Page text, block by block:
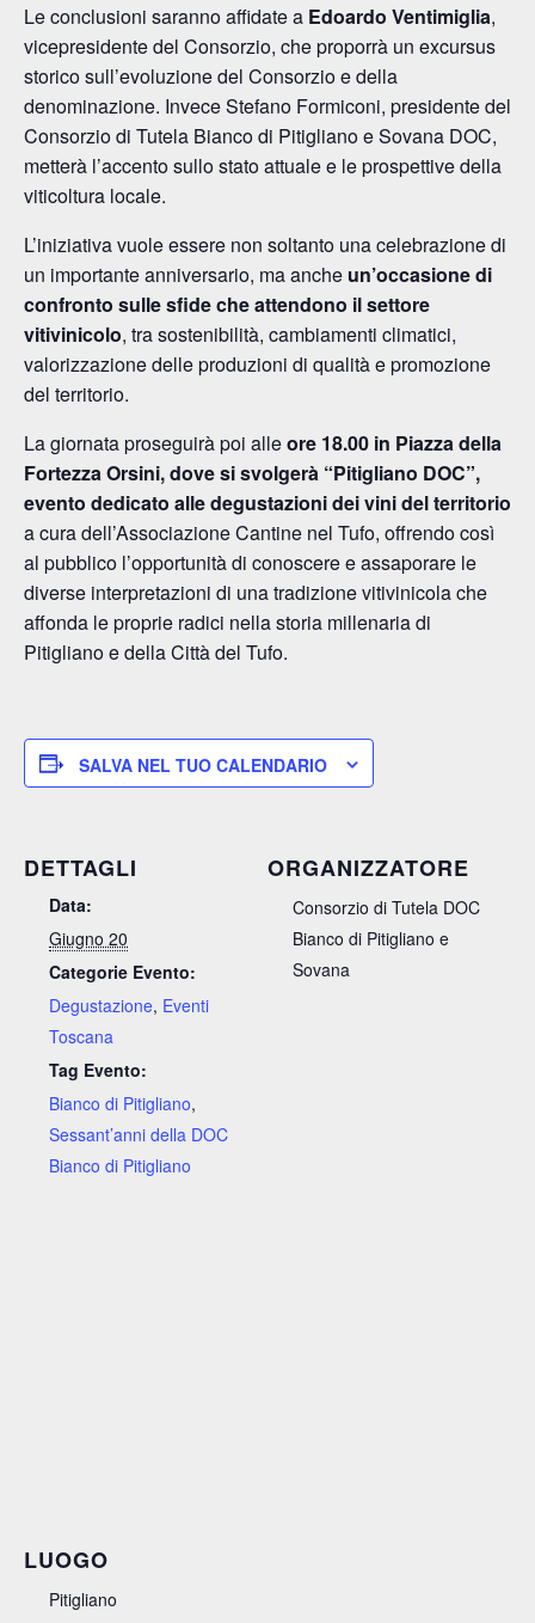
Le conclusioni saranno affidate a Edoardo Ventimiglia,
vicepresidente del Consorzio, che proporrà un excursus
storico sull’evoluzione del Consorzio e della
denominazione. Invece Stefano Formiconi, presidente del
Consorzio di Tutela Bianco di Pitigliano e Sovana DOC,
metterà l’accento sullo stato attuale e le prospettive della
viticoltura locale.
L’iniziativa vuole essere non soltanto una celebrazione di
un importante anniversario, ma anche un’occasione di
confronto sulle sfide che attendono il settore
vitivinicolo, tra sostenibilità, cambiamenti climatici,
valorizzazione delle produzioni di qualità e promozione
del territorio.
La giornata proseguirà poi alleore 18.00 in Piazza della
Fortezza Orsini, dove si svolgerà “Pitigliano DOC”,
evento dedicato alle degustazioni dei vini del territorio
a cura dell’Associazione Cantine nel Tufo, offrendo così
al pubblico l’opportunità di conoscere e assaporare le
diverse interpretazioni di una tradizione vitivinicola che
affonda le proprie radici nella storia millenaria di
Pitigliano e della Città del Tufo.
SALVA NEL TUO CALENDARIO
DETTAGLI
Data:
Giugno 20
Categorie Evento:
Degustazione, Eventi
Toscana
Tag Evento:
Bianco di Pitigliano,
Sessant’anni della DOC
Bianco di Pitigliano
ORGANIZZATORE
Consorzio di Tutela DOC
Bianco di Pitigliano e
Sovana
LUOGO
Pitigliano